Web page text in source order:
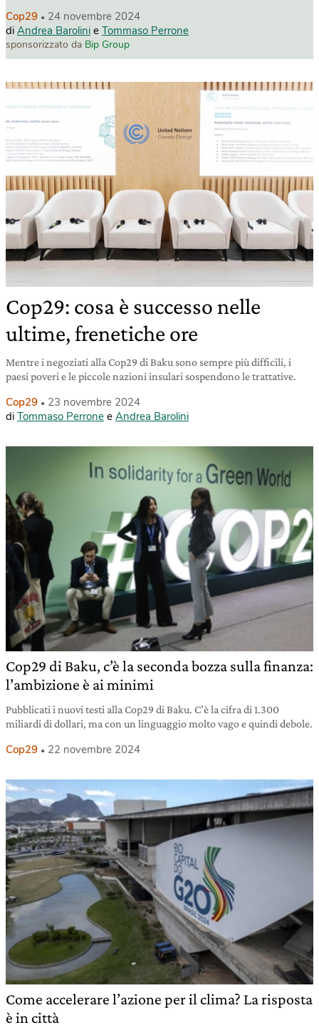
Cop29
24 novembre 2024
di Andrea Barolini e Tommaso Perrone
sponsorizzato da Bip Group
Cop29: cosa è successo nelle
ultime, frenetiche ore
Mentre i negoziati alla Cop29 di Baku sono sempre più difficili, i
paesi poveri e le piccole nazioni insulari sospendono le trattative.
Cop29
23 novembre 2024
di Tommaso Perrone e Andrea Barolini
Cop29 di Baku, c’è la seconda bozza sulla finanza:
l’ambizione è ai minimi
Pubblicati i nuovi testi alla Cop29 di Baku. C’è la cifra di 1.300
miliardi di dollari, ma con un linguaggio molto vago e quindi debole.
Cop29 22 novembre 2024
Come accelerare l’azione per il clima? La risposta
è in città